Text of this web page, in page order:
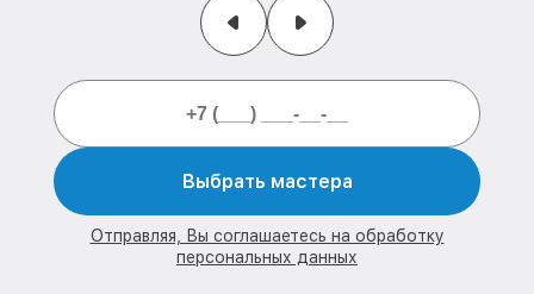
Выбрать мастера
Отправляя, Вы соглашаетесь на обработку
персональных данных